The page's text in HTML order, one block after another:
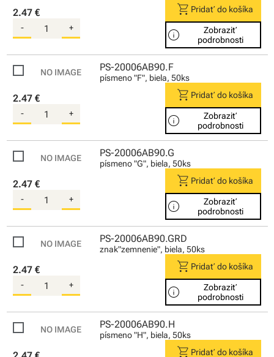
2.47 €
- +
shopping_cart Pridať do košíka
info
Zobraziť
podrobnosti
PS-20006AB90.F
písmeno "F", biela, 50ks
2.47 €
- +
shopping_cart Pridať do košíka
info
Zobraziť
podrobnosti
PS-20006AB90.G
písmeno "G", biela, 50ks
2.47 €
- +
shopping_cart Pridať do košíka
info
Zobraziť
podrobnosti
PS-20006AB90.GRD
znak"zemnenie", biela, 50ks
2.47 €
- +
shopping_cart Pridať do košíka
info
Zobraziť
podrobnosti
PS-20006AB90.H
písmeno "H", biela, 50ks
shopping_cart Pridať do košíka